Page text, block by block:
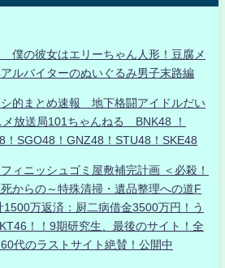
僕の彼女はエリーちゃん人形！豆腐メ
ルバイターのぬいぐるみ男子末路編
的まとめ速報 地下格闘アイドルだい
放送局101ちゃんねる BNK48 ！
！SGO48！GNZ48！STU48！SKE48
ィニッシュゴミ屋敷補完計画 ＜必殺！
からの～特殊清掃・遺品整理への道F
万返済：厨二病借金3500万円！う
！！9期研究生、最後のサイト！全
代のラストサイト絶賛！公開中